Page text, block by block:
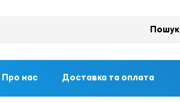
Пошук
Про нас Доставка та оплата